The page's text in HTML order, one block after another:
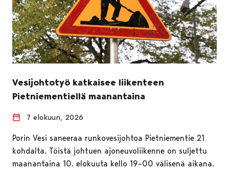
Vesijohtotyö katkaisee liikenteen
Pietniementiellä maanantaina
7 elokuun, 2026
Porin Vesi saneeraa runkovesijohtoa Pietniementie 21
kohdalta. Töistä johtuen ajoneuvoliikenne on suljettu
maanantaina 10. elokuuta kello 19–00 välisenä aikana.